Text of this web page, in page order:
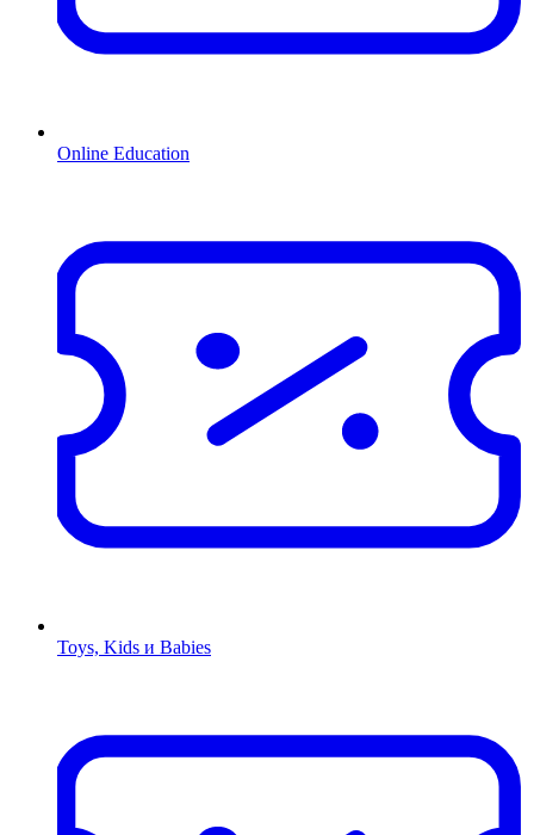
Online Education
Toys, Kids и Babies